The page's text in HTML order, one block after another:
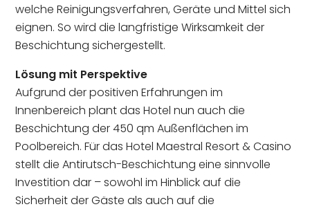
welche Reinigungsverfahren, Geräte und Mittel sich
eignen. So wird die langfristige Wirksamkeit der
Beschichtung sichergestellt.
Lösung mit Perspektive
Aufgrund der positiven Erfahrungen im
Innenbereich plant das Hotel nun auch die
Beschichtung der 450 qm Außenflächen im
Poolbereich. Für das Hotel Maestral Resort & Casino
stellt die Antirutsch-Beschichtung eine sinnvolle
Investition dar – sowohl im Hinblick auf die
Sicherheit der Gäste als auch auf die